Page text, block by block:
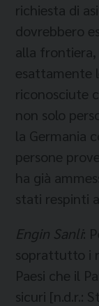
richiesta di
dovrebbero
alla
esattamente
riconosciute
non solo
la Germania
persone
ha già
stati respinti
Engin Sanli:
soprattutto i
Paesi che il
sicuri [n.d.r.: